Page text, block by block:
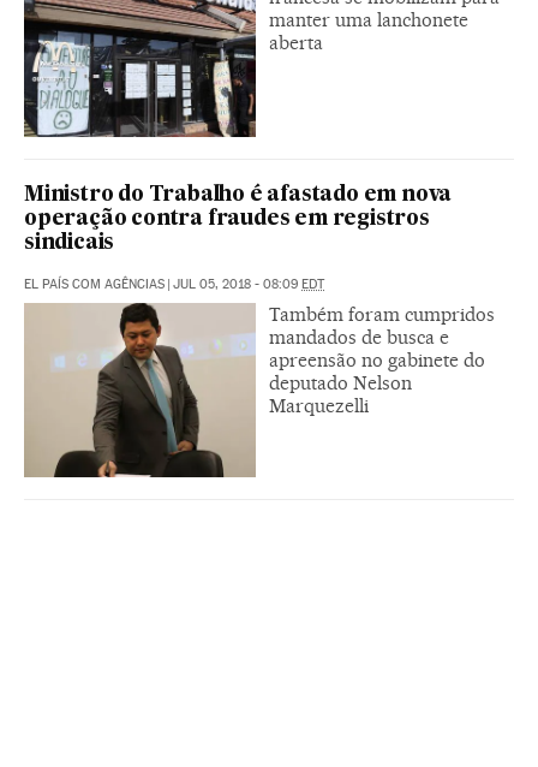
manter uma lanchonete
aberta
Ministro do Trabalho é afastado em nova
operação contra fraudes em registros
sindicais
EL PAÍS COM AGÊNCIAS | JUL 05, 2018 - 08:09 EDT
Também foram cumpridos
mandados de busca e
apreensão no gabinete do
deputado Nelson
Marquezelli